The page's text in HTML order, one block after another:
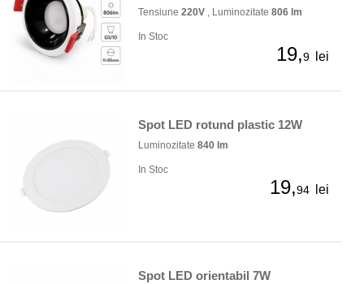
Tensiune 220V , Luminozitate 806 lm
In Stoc
19,9 lei
Spot LED rotund plastic 12W
Luminozitate 840 lm
In Stoc
19,94 lei
Spot LED orientabil 7W